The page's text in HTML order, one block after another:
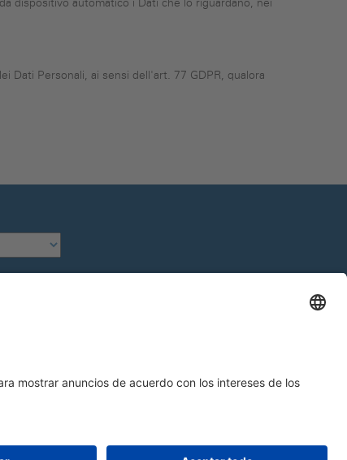
dispositivo automatico i Dati che lo riguardano, nei
Dati Personali, ai sensi dell'art. 77 GDPR, qualora